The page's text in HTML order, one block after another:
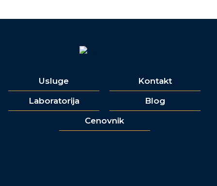
Usluge Kontakt
Laboratorija Blog
Cenovnik